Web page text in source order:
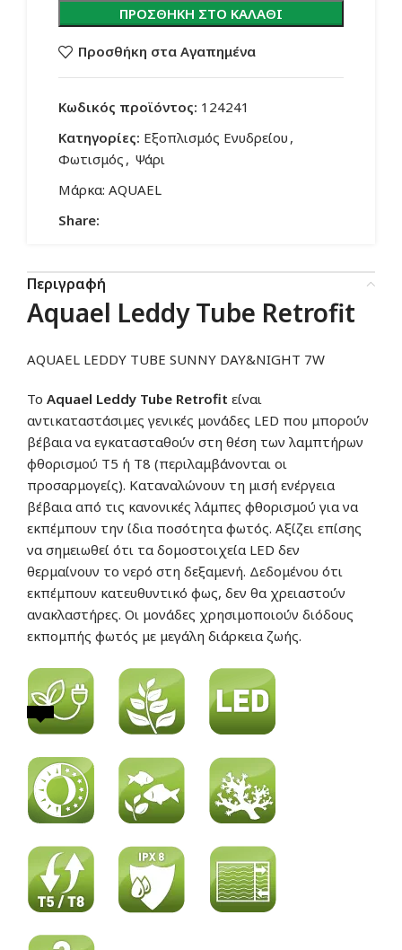
ΠΡΟΣΘΉΚΗ ΣΤΟ ΚΑΛΆΘΙ
Προσθήκη στα Αγαπημένα
Κωδικός προϊόντος: 124241
Κατηγορίες: Εξοπλισμός Ενυδρείου ,
Φωτισμός , Ψάρι
Μάρκα: AQUAEL
Share:
Περιγραφή
Aquael Leddy Tube Retrofit
AQUAEL LEDDY TUBE SUNNY DAY&NIGHT 7W
Το Aquael Leddy Tube Retrofit είναι
αντικαταστάσιμες γενικές μονάδες LED που μπορούν
βέβαια να εγκατασταθούν στη θέση των λαμπτήρων
φθορισμού T5 ή T8 (περιλαμβάνονται οι
προσαρμογείς). Καταναλώνουν τη μισή ενέργεια
βέβαια από τις κανονικές λάμπες φθορισμού για να
εκπέμπουν την ίδια ποσότητα φωτός. Αξίζει επίσης
να σημειωθεί ότι τα δομοστοιχεία LED δεν
θερμαίνουν το νερό στη δεξαμενή. Δεδομένου ότι
εκπέμπουν κατευθυντικό φως, δεν θα χρειαστούν
ανακλαστήρες. Οι μονάδες χρησιμοποιούν διόδους
εκπομπής φωτός με μεγάλη διάρκεια ζωής.